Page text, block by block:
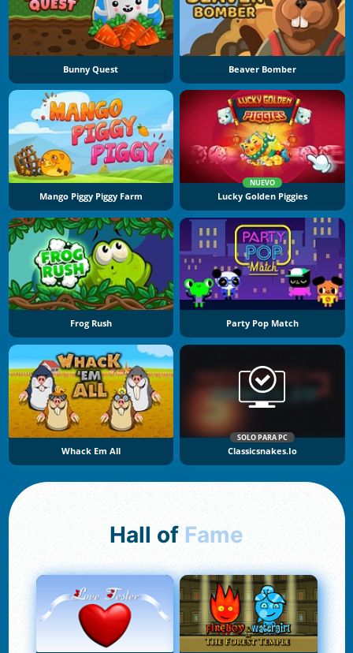
Bunny Quest Beaver Bomber
Mango Piggy Piggy Farm
NUEVO
Lucky Golden Piggies
Frog Rush Party Pop Match
Whack Em All
SOLO PARA PC
Classicsnakes.io
Hall of Fame